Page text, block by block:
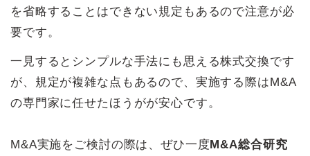
を省略することはできない規定もあるので注意が必
要です。
一見するとシンプルな手法にも思える株式交換です
が、規定が複雑な点もあるので、実施する際はM&A
の専門家に任せたほうがが安心です。
M&A実施をご検討の際は、ぜひ一度M&A総合研究